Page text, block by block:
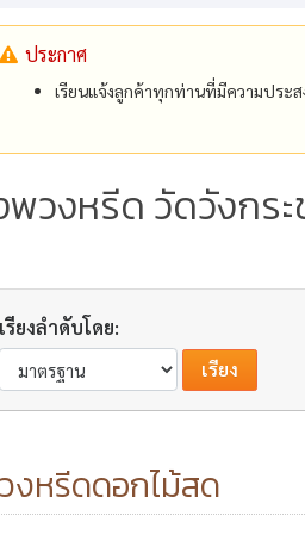
ประกาศ
เรียนแจ้งลูกค้าทุกท่านที่มีความประ
พวงหรีด วัดวังกร
เรียงลำดับโดย:
งหรีดดอกไม้สด